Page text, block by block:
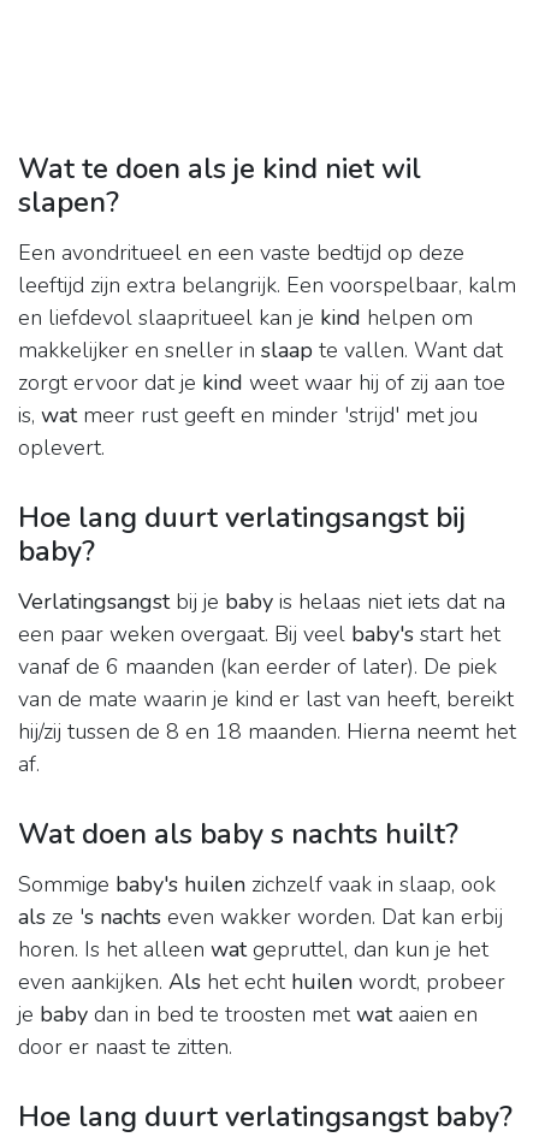
Wat te doen als je kind niet wil
slapen?
Een avondritueel en een vaste bedtijd op deze
leeftijd zijn extra belangrijk. Een voorspelbaar, kalm
en liefdevol slaapritueel kan je kind helpen om
makkelijker en sneller in slaap te vallen. Want dat
zorgt ervoor dat je kind weet waar hij of zij aan toe
is, watmeer rust geeft en minder 'strijd' met jou
oplevert.
Hoe lang duurt verlatingsangst bij
baby?
Verlatingsangstbij je baby is helaas niet iets dat na
een paar weken overgaat. Bij veel baby's start het
vanaf de 6 maanden (kan eerder of later). De piek
van de mate waarin je kind er last van heeft, bereikt
hij/zij tussen de 8 en 18 maanden. Hierna neemt het
af.
Wat doen als baby s nachts huilt?
Sommige baby's huilen zichzelf vaak in slaap, ook
als ze 's nachts even wakker worden. Dat kan erbij
horen. Is het alleen watgepruttel, dan kun je het
even aankijken. Als het echt huilen wordt, probeer
je baby dan in bed te troosten metwataaien en
door er naast te zitten.
Hoe lang duurt verlatingsangst baby?